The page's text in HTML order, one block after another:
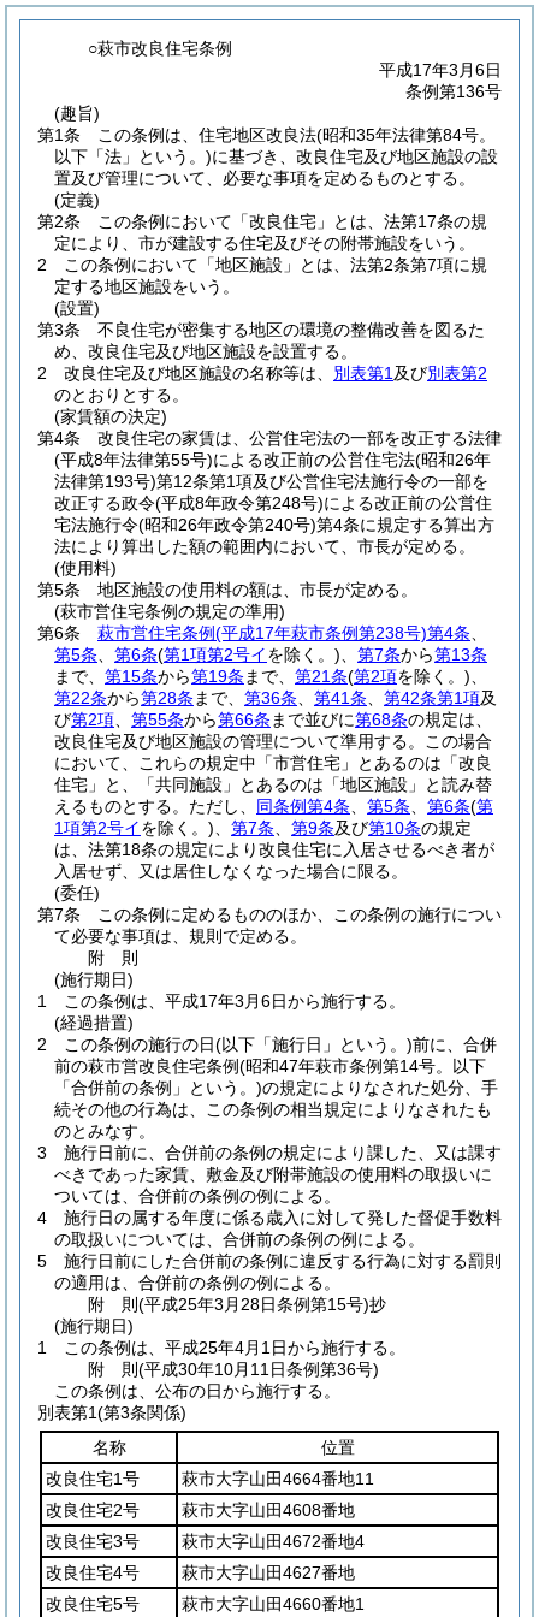
○萩市改良住宅条例
平成17年3月6日
条例第136号
(趣旨)
第1条
この条例は、住宅地区改良法(昭和35年法律第84号。
以下「法」という。)に基づき、改良住宅及び地区施設の設
置及び管理について、必要な事項を定めるものとする。
(定義)
第2条
この条例において「改良住宅」とは、法第17条の規
定により、市が建設する住宅及びその附帯施設をいう。
2
この条例において「地区施設」とは、法第2条第7項に規
定する地区施設をいう。
(設置)
第3条
不良住宅が密集する地区の環境の整備改善を図るた
め、改良住宅及び地区施設を設置する。
2
改良住宅及び地区施設の名称等は、 別表第1 及び別表第2
のとおりとする。
(家賃額の決定)
第4条
改良住宅の家賃は、公営住宅法の一部を改正する法律
(平成8年法律第55号)による改正前の公営住宅法(昭和26年
法律第193号)第12条第1項及び公営住宅法施行令の一部を
改正する政令(平成8年政令第248号)による改正前の公営住
宅法施行令(昭和26年政令第240号)第4条に規定する算出方
法により算出した額の範囲内において、市長が定める。
(使用料)
第5条
地区施設の使用料の額は、市長が定める。
(萩市営住宅条例の規定の準用)
第6条
萩市営住宅条例(平成17年萩市条例第238号)第4条
第5条
第6条(第1項第2号イを除く。) 第7条から第13条
まで、 第15条から第19条 まで、 第21条(第2項を除く。)
第22条から第28条 まで、 第36条 第41条 第42条第1項及
び第2項 第55条から第66条 まで並びに第68条の規定は、
改良住宅及び地区施設の管理について準用する。
この場合
において、これらの規定中「市営住宅」とあるのは「改良
住宅」と、「共同施設」とあるのは「地区施設」と読み替
えるものとする。 ただし、 同条例第4条 第5条 第6条(第
1項第2号イを除く。) 第7条 第9条及び第10条の規定
は、法第18条の規定により改良住宅に入居させるべき者が
入居せず、又は居住しなくなった場合に限る。
(委任)
第7条
この条例に定めるもののほか、この条例の施行につい
て必要な事項は、規則で定める。
附 則
(施行期日)
1
この条例は、平成17年3月6日から施行する。
(経過措置)
2
この条例の施行の日(以下「施行日」という。)前に、合併
前の萩市営改良住宅条例(昭和47年萩市条例第14号。以下
「合併前の条例」という。)の規定によりなされた処分、手
続その他の行為は、この条例の相当規定によりなされたも
のとみなす。
3
施行日前に、合併前の条例の規定により課した、又は課す
べきであった家賃、敷金及び附帯施設の使用料の取扱いに
ついては、合併前の条例の例による。
4
施行日の属する年度に係る歳入に対して発した督促手数料
の取扱いについては、合併前の条例の例による。
5
施行日前にした合併前の条例に違反する行為に対する罰則
の適用は、合併前の条例の例による。
附 則(平成25年3月28日条例第15号)抄
(施行期日)
1
この条例は、平成25年4月1日から施行する。
附 則(平成30年10月11日条例第36号)
この条例は、公布の日から施行する。
別表第1(第3条関係)
名称
位置
改良住宅1号
萩市大字山田4664番地11
改良住宅2号
萩市大字山田4608番地
改良住宅3号
萩市大字山田4672番地4
改良住宅4号
萩市大字山田4627番地
改良住宅5号
萩市大字山田4660番地1